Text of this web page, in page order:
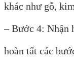
khác như gỗ,
– Bước 4: Nhận
hoàn tất các